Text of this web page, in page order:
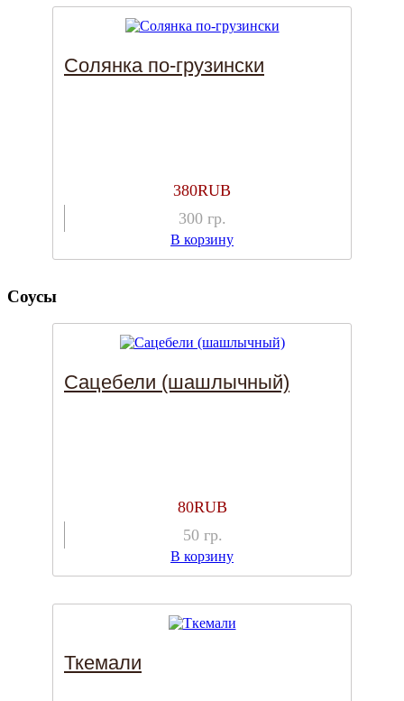
Солянка по-грузински
380RUB
300 гр.
В корзину
Соусы
Сацебели (шашлычный)
80RUB
50 гр.
В корзину
Ткемали